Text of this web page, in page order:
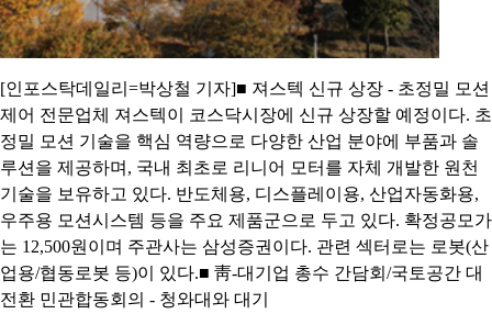
[인포스탁데일리=박상철 기자]■ 져스텍 신규 상장 - 초정밀 모션
제어 전문업체 져스텍이 코스닥시장에 신규 상장할 예정이다. 초
정밀 모션 기술을 핵심 역량으로 다양한 산업 분야에 부품과 솔
루션을 제공하며, 국내 최초로 리니어 모터를 자체 개발한 원천
기술을 보유하고 있다. 반도체용, 디스플레이용, 산업자동화용,
우주용 모션시스템 등을 주요 제품군으로 두고 있다. 확정공모가
는 12,500원이며 주관사는 삼성증권이다. 관련 섹터로는 로봇(산
업용/협동로봇 등)이 있다.■ 靑-대기업 총수 간담회/국토공간 대
전환 민관합동회의 - 청와대와 대기